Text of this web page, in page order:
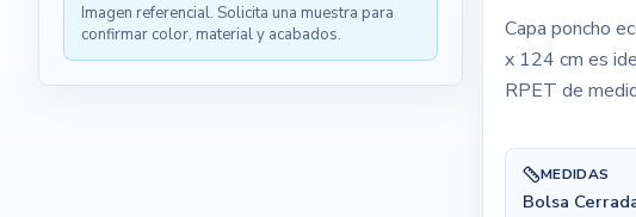
Imagen referencial. Solicita una muestra para
confirmar color, material y acabados.
Capa poncho
x 124 cm es
RPET de
MEDIDAS
Bolsa